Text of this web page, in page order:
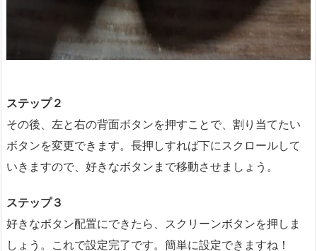
ステップ２
その後、左と右の背面ボタンを押すことで、割り当てたい
ボタンを変更できます。長押しすれば下にスクロールして
いきますので、好きなボタンまで移動させましょう。
ステップ３
好きなボタン配置にできたら、スクリーンボタンを押しま
しょう。これで設定完了です。簡単に設定できますね！